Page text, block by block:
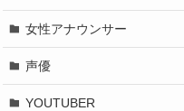
女性アナウンサー
声優
YOUTUBER